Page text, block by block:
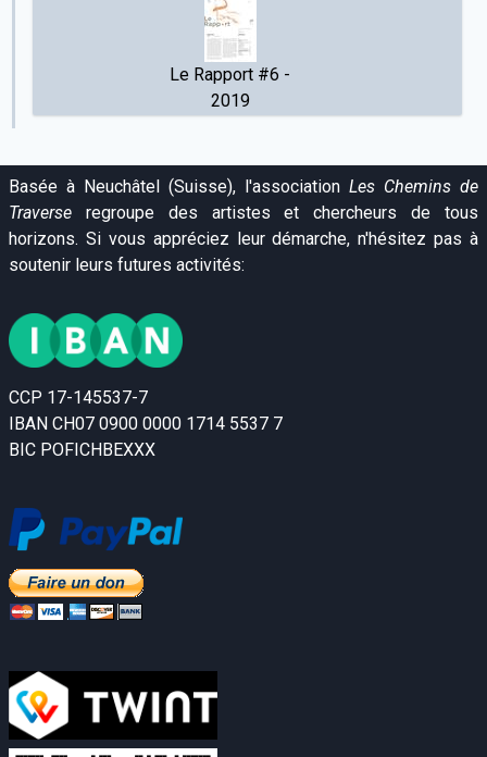
Le Rapport #6 -
2019
Basée à Neuchâtel (Suisse), l'association Les Chemins de
Traverse regroupe des artistes et chercheurs de tous
horizons. Si vous appréciez leur démarche, n'hésitez pas à
soutenir leurs futures activités:
CCP 17-145537-7
IBAN CH07 0900 0000 1714 5537 7
BIC POFICHBEXXX